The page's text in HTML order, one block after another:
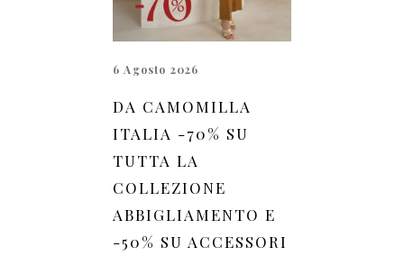
6 Agosto 2026
DA CAMOMILLA
ITALIA -70% SU
TUTTA LA
COLLEZIONE
ABBIGLIAMENTO E
-50% SU ACCESSORI